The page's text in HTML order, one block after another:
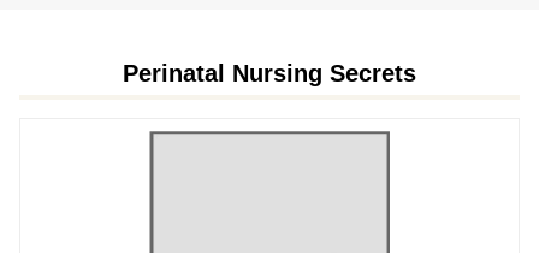
Perinatal Nursing Secrets